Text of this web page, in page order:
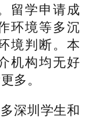
留学申请成
环境等多沉
境判断。本
机构均无好
多。
深圳学生和